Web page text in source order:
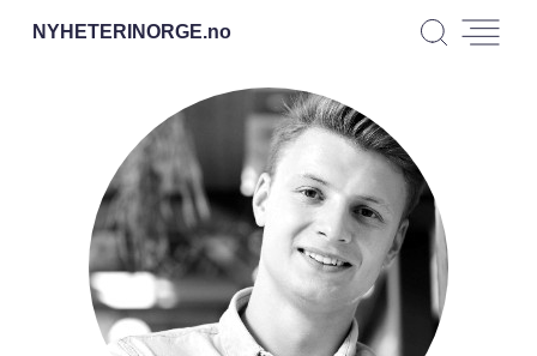
NYHETERINORGE.no